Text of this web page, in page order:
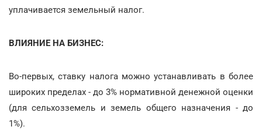
уплачивается земельный налог.
ВЛИЯНИЕ НА БИЗНЕС:
Во-первых, ставку налога можно устанавливать в более
широких пределах - до 3% нормативной денежной оценки
(для сельхозземель и земель общего назначения - до
1%).